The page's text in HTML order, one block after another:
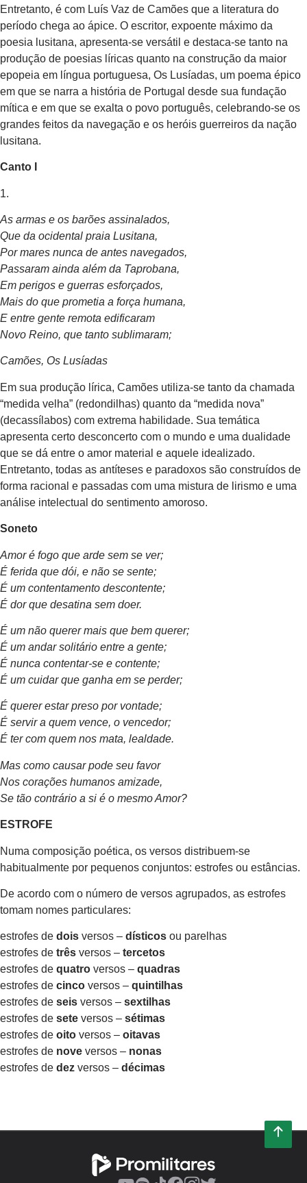
Entretanto, é com Luís Vaz de Camões que a literatura do
período chega ao ápice. O escritor, expoente máximo da
poesia lusitana, apresenta-se versátil e destaca-se tanto na
produção de poesias líricas quanto na construção da maior
epopeia em língua portuguesa, Os Lusíadas, um poema épico
em que se narra a história de Portugal desde sua fundação
mítica e em que se exalta o povo português, celebrando-se os
grandes feitos da navegação e os heróis guerreiros da nação
lusitana.
Canto I
1.
As armas e os barões assinalados,
Que da ocidental praia Lusitana,
Por mares nunca de antes navegados,
Passaram ainda além da Taprobana,
Em perigos e guerras esforçados,
Mais do que prometia a força humana,
E entre gente remota edificaram
Novo Reino, que tanto sublimaram;
Camões, Os Lusíadas
Em sua produção lírica, Camões utiliza-se tanto da chamada
“medida velha” (redondilhas) quanto da “medida nova”
(decassílabos) com extrema habilidade. Sua temática
apresenta certo desconcerto com o mundo e uma dualidade
que se dá entre o amor material e aquele idealizado.
Entretanto, todas as antíteses e paradoxos são construídos de
forma racional e passadas com uma mistura de lirismo e uma
análise intelectual do sentimento amoroso.
Soneto
Amor é fogo que arde sem se ver;
É ferida que dói, e não se sente;
É um contentamento descontente;
É dor que desatina sem doer.
É um não querer mais que bem querer;
É um andar solitário entre a gente;
É nunca contentar-se e contente;
É um cuidar que ganha em se perder;
É querer estar preso por vontade;
É servir a quem vence, o vencedor;
É ter com quem nos mata, lealdade.
Mas como causar pode seu favor
Nos corações humanos amizade,
Se tão contrário a si é o mesmo Amor?
ESTROFE
Numa composição poética, os versos distribuem-se
habitualmente por pequenos conjuntos: estrofes ou estâncias.
De acordo com o número de versos agrupados, as estrofes
tomam nomes particulares:
estrofes de dois versos – dísticos ou parelhas
estrofes de três versos – tercetos
estrofes de quatro versos – quadras
estrofes de cinco versos – quintilhas
estrofes de seis versos – sextilhas
estrofes de sete versos – sétimas
estrofes de oito versos – oitavas
estrofes de nove versos – nonas
estrofes de dez versos – décimas